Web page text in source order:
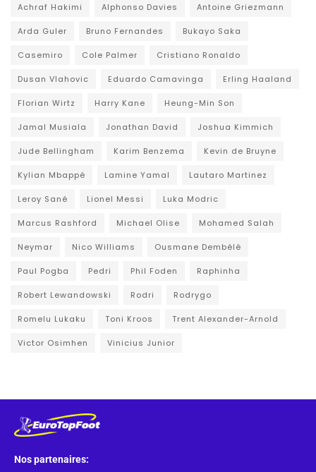
Achraf Hakimi Alphonso Davies Antoine Griezmann
Arda Guler Bruno Fernandes Bukayo Saka
Casemiro Cole Palmer Cristiano Ronaldo
Dusan Vlahovic Eduardo Camavinga Erling Haaland
Florian Wirtz Harry Kane Heung-Min Son
Jamal Musiala Jonathan David Joshua Kimmich
Jude Bellingham Karim Benzema Kevin de Bruyne
Kylian Mbappé Lamine Yamal Lautaro Martinez
Leroy Sané Lionel Messi Luka Modric
Marcus Rashford Michael Olise Mohamed Salah
Neymar Nico Williams Ousmane Dembélé
Paul Pogba Pedri Phil Foden Raphinha
Robert Lewandowski Rodri Rodrygo
Romelu Lukaku Toni Kroos Trent Alexander-Arnold
Victor Osimhen Vinicius Junior
Nos partenaires: